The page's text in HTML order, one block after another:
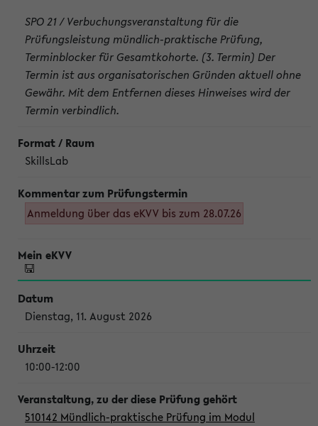
SPO 21 / Verbuchungsveranstaltung für die
Prüfungsleistung mündlich-praktische Prüfung,
Terminblocker für Gesamtkohorte. (3. Termin) Der
Termin ist aus organisatorischen Gründen aktuell ohne
Gewähr. Mit dem Entfernen dieses Hinweises wird der
Termin verbindlich.
SkillsLab
Anmeldung über das eKVV bis zum 28.07.26
Dienstag, 11. August 2026
10:00-12:00
510142 Mündlich-praktische Prüfung im Modul